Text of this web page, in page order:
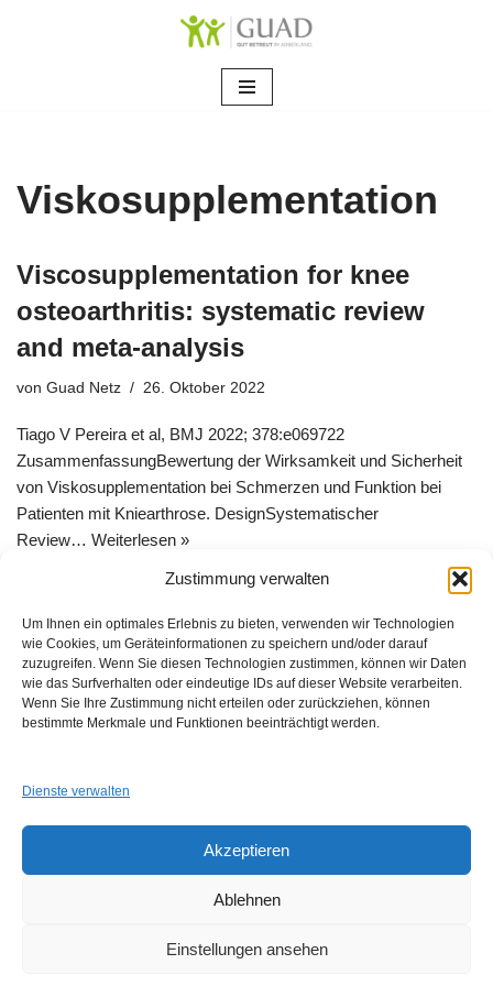
Zustimmung verwalten
Um Ihnen ein optimales Erlebnis zu bieten, verwenden wir Technologien
wie Cookies, um Geräteinformationen zu speichern und/oder darauf
zuzugreifen. Wenn Sie diesen Technologien zustimmen, können wir Daten
wie das Surfverhalten oder eindeutige IDs auf dieser Website verarbeiten.
Wenn Sie Ihre Zustimmung nicht erteilen oder zurückziehen, können
bestimmte Merkmale und Funktionen beeinträchtigt werden.
Dienste verwalten
Akzeptieren
Ablehnen
Einstellungen ansehen
Viskosupplementation
Viscosupplementation for knee
osteoarthritis: systematic review
and meta-analysis
von Guad Netz 26. Oktober 2022
Tiago V Pereira et al, BMJ 2022; 378:e069722
ZusammenfassungBewertung der Wirksamkeit und Sicherheit
von Viskosupplementation bei Schmerzen und Funktion bei
Patienten mit Kniearthrose. DesignSystematischer
Review… Weiterlesen »
GUAD e.V.
info@guad-netz.de
Impressum Datenschutzerklärung